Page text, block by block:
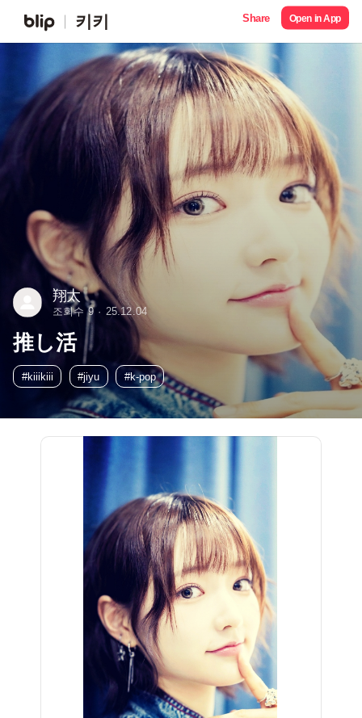
키키 Share Open in App
翔太
조회수 9 25.12.04
推し活
#kiiikiii #jiyu #k-pop